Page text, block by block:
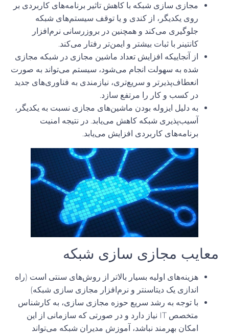
مجازی سازی شبکه با کاهش تاثیر برنامه‌های کاربردی بر
روی یکدیگر، از کندی و یا توقف سیستم‌های شبکه
جلوگیری می‌کند و همچنین در بروزرسانی نرم‌افزار
کانتینر با ثبات بیشتر و ایمن‌تر رفتار می‌کند.
از آنجاییکه افزایش تعداد ماشین مجازی در شبکه مجازی
شده به سهولت انجام می‌شود، سیستم می‌تواند به صورت
انعطاف‌پذیرتر و سریع‌تری، نیازمندی به فناوری‌های جدید
در کسب و کار را مرتفع سازد.
به دلیل ایزوله بودن ماشین‌های مجازی نسبت به یکدیگر،
آسیب‌پذیری شبکه کاهش می‌یابد. در نتیجه امنیت
برنامه‌های کاربردی افزایش می‌یابد.
معایب مجازی سازی شبکه
هزینه‌های اولیه بسیار بالاتر از روش‌های سنتی است (راه
اندازی یک دیتاسنتر و نرم‌افزار مجازی سازی شبکه)
با توجه به رشد سریع حوزه مجازی سازی، به کارشناس
متخصص IT نیاز دارد و در صورتی که سازمانی از این
امکان بهرمند نباشد، آموزش مدیران شبکه می‌تواند